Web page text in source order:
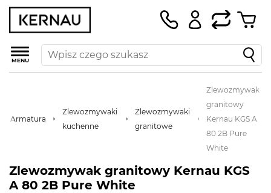
MENU
Armatura
Zlewozmywaki
kuchenne
Zlewozmywaki
granitowe
Zlewozmywak
granitowy
Kernau KGS A
80 2B Pure
White
Zlewozmywak granitowy Kernau KGS
A 80 2B Pure White